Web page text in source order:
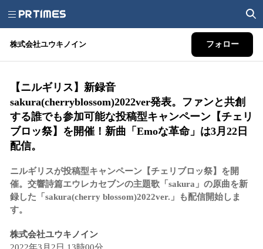
株式会社ユウキノイン フォロー
【ニルギリス】新録音
sakura(cherryblossom)2022ver発表。ファンと共創
する誰でも参加可能な投稿型キャンペーン【チェリ
ブロッ祭】を開催！新曲「Emoな革命」は3月22日
配信。
ニルギリスが投稿型キャンペーン【チェリブロッ祭】を開
催。交響詩篇エウレカセブンの主題歌「sakura」の原曲を新
録した「sakura(cherry blossom)2022ver.」も配信開始しま
す。
株式会社ユウキノイン